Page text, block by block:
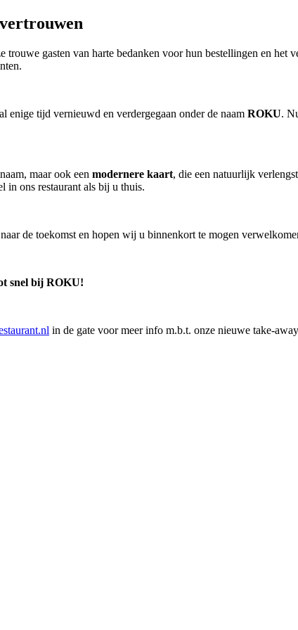
gasten van harte bedanken voor hun bestellingen en
enige tijd vernieuwd en verdergegaan onder de naam ROKU.
maar ook een modernere kaart, die een natuurlijk
in ons restaurant als bij u thuis.
de toekomst en hopen wij u binnenkort te mogen
snel bij ROKU!
in de gate voor meer info m.b.t. onze nieuwe take-